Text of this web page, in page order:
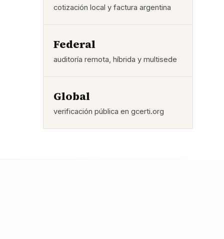
cotización local y factura argentina
Federal
auditoría remota, híbrida y multisede
Global
verificación pública en gcerti.org